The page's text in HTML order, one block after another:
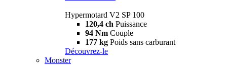
Hypermotard V2 SP 100
120,4 ch Puissance
94 Nm Couple
177 kg Poids sans carburant
Découvrez-le
Monster